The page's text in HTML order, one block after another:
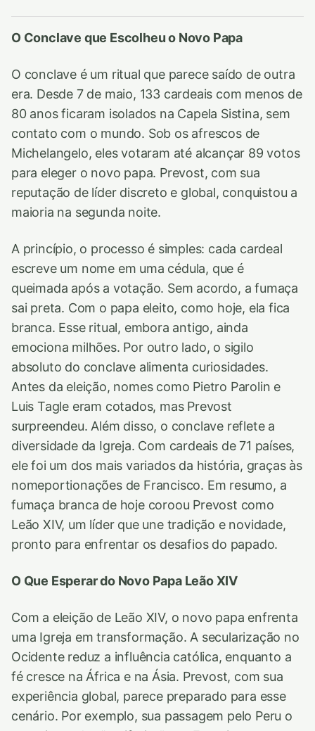
O Conclave que Escolheu o Novo Papa
O conclave é um ritual que parece saído de outra
era. Desde 7 de maio, 133 cardeais com menos de
80 anos ficaram isolados na Capela Sistina, sem
contato com o mundo. Sob os afrescos de
Michelangelo, eles votaram até alcançar 89 votos
para eleger o novo papa. Prevost, com sua
reputação de líder discreto e global, conquistou a
maioria na segunda noite.
A princípio, o processo é simples: cada cardeal
escreve um nome em uma cédula, que é
queimada após a votação. Sem acordo, a fumaça
sai preta. Com o papa eleito, como hoje, ela fica
branca. Esse ritual, embora antigo, ainda
emociona milhões. Por outro lado, o sigilo
absoluto do conclave alimenta curiosidades.
Antes da eleição, nomes como Pietro Parolin e
Luis Tagle eram cotados, mas Prevost
surpreendeu. Além disso, o conclave reflete a
diversidade da Igreja. Com cardeais de 71 países,
ele foi um dos mais variados da história, graças às
nomeportionações de Francisco. Em resumo, a
fumaça branca de hoje coroou Prevost como
Leão XIV, um líder que une tradição e novidade,
pronto para enfrentar os desafios do papado.
O Que Esperar do Novo Papa Leão XIV
Com a eleição de Leão XIV, o novo papa enfrenta
uma Igreja em transformação. A secularização no
Ocidente reduz a influência católica, enquanto a
fé cresce na África e na Ásia. Prevost, com sua
experiência global, parece preparado para esse
cenário. Por exemplo, sua passagem pelo Peru o